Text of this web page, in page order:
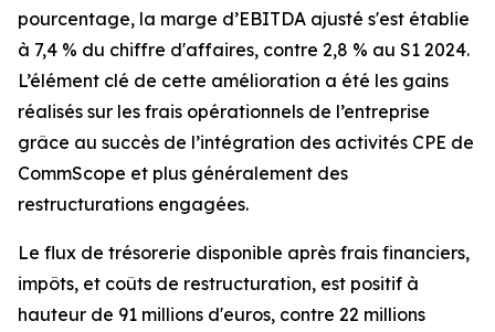
pourcentage, la marge d’EBITDA ajusté s'est établie
à 7,4 % du chiffre d'affaires, contre 2,8 % au S1 2024.
L’élément clé de cette amélioration a été les gains
réalisés sur les frais opérationnels de l’entreprise
grâce au succès de l’intégration des activités CPE de
CommScope et plus généralement des
restructurations engagées.
Le flux de trésorerie disponible après frais financiers,
impôts, et coûts de restructuration, est positif à
hauteur de 91 millions d'euros, contre 22 millions